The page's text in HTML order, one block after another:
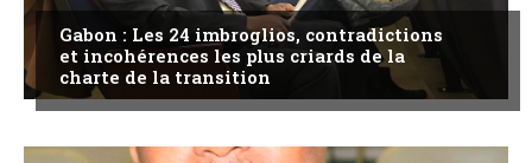
Gabon : Les 24 imbroglios, contradictions
et incohérences les plus criards de la
charte de la transition